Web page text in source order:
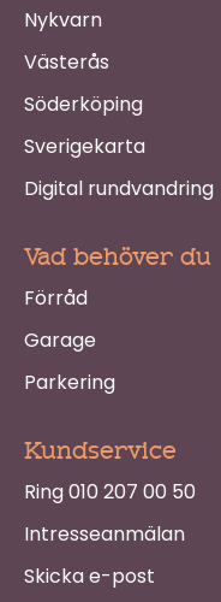
Nykvarn
Västerås
Söderköping
Sverigekarta
Digital rundvandring
Vad behöver du
Förråd
Garage
Parkering
Kundservice
Ring 010 207 00 50
Intresseanmälan
Skicka e-post